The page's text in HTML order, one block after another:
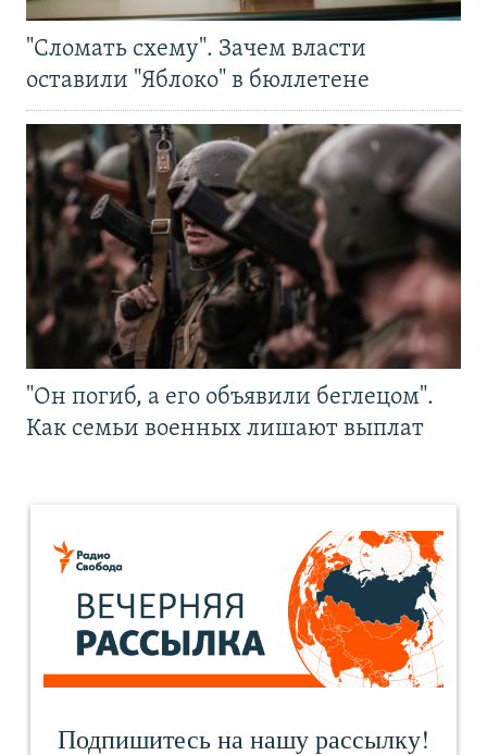
"Сломать схему". Зачем власти
оставили "Яблоко" в бюллетене
"Он погиб, а его объявили беглецом".
Как семьи военных лишают выплат